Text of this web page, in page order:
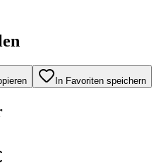
In Favoriten speichern